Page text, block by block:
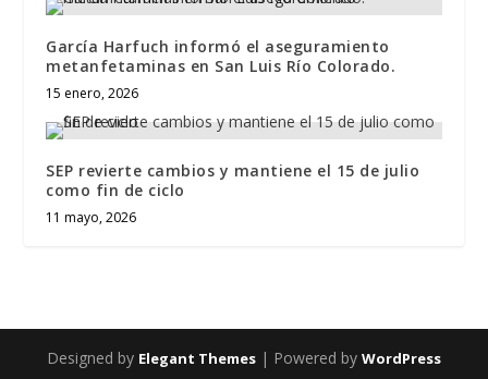
García Harfuch informó el aseguramiento
metanfetaminas en San Luis Río Colorado.
15 enero, 2026
SEP revierte cambios y mantiene el 15 de julio
como fin de ciclo
11 mayo, 2026
Designed by Elegant Themes | Powered by WordPress